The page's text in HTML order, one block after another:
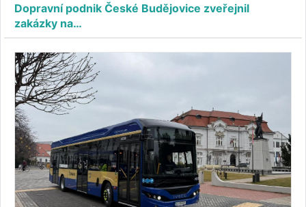
Dopravní podnik České Budějovice zveřejnil
zakázky na…